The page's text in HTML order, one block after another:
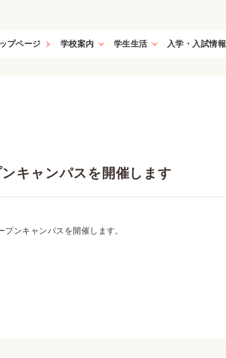
ップページ 学校案内 学生生活 入学・入試情報
キャンパスを開催します
ンキャンパスを開催します。